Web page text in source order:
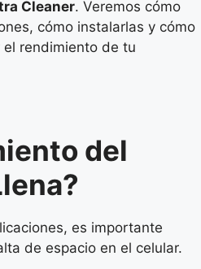
Cleaner. Veremos cómo
cómo instalarlas y cómo
rendimiento de tu
del
es importante
de espacio en el celular.